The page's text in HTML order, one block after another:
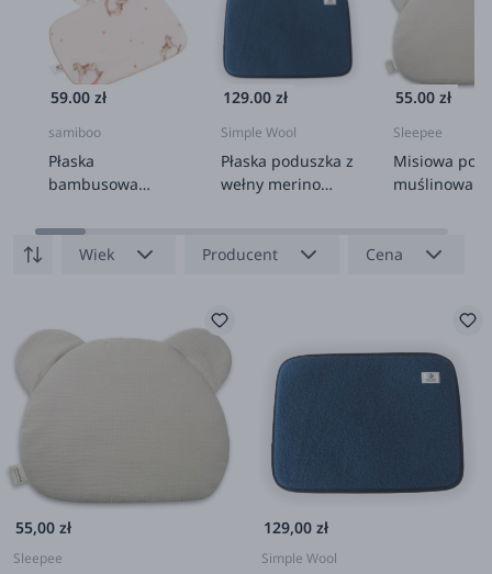
59.00 zł
samiboo
Płaska
bambusowa
uszkami Rocking
Horses 25x35cm
129.00 zł
Simple Wool
Płaska poduszka z
wełny merino
55.00 zł
Sleepee
Misiowa
muślinowa -
Wiek Producent Cena
55,00 zł
Sleepee
129,00 zł
Simple Wool